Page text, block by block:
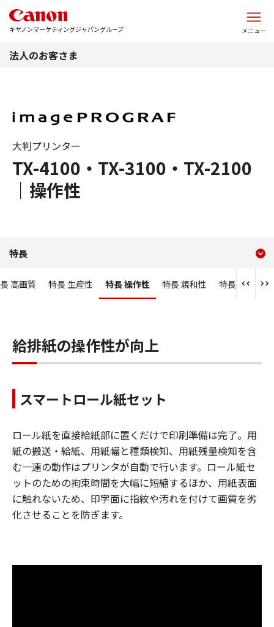
キヤノンマーケティングジャパングループ メニュー
法人のお客さま
TX-4100・TX-3100・TX-2100
｜操作性
大判プリンター
TX-4100・TX-3100・TX-
特長
高画質 特長 生産性 特長 操作性 特長 親和性 特長 管理性
給排紙の操作性が向上
スマートロール紙セット
ロール紙を直接給紙部に置くだけで印刷準備は完了。用
紙の搬送・給紙、用紙幅と種類検知、用紙残量検知を含
む一連の動作はプリンタが自動で行います。ロール紙セ
ットのための拘束時間を大幅に短縮するほか、用紙表面
に触れないため、印字面に指紋や汚れを付けて画質を劣
化させることを防ぎます。